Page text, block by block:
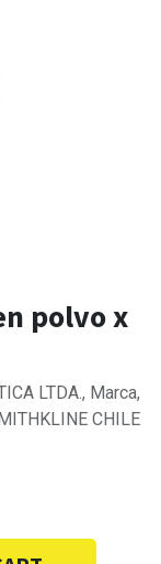
polvo x
LTDA., Marca,
CHILE